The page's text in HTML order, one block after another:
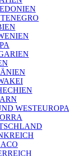
WESTEUROPA